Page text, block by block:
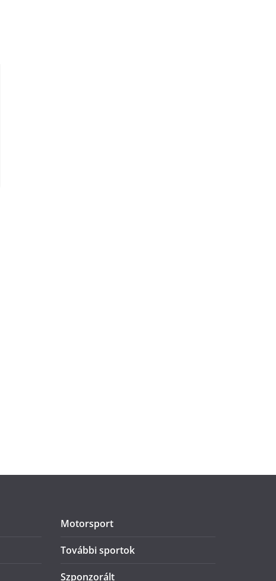
Motorsport
További sportok
Szponzorált